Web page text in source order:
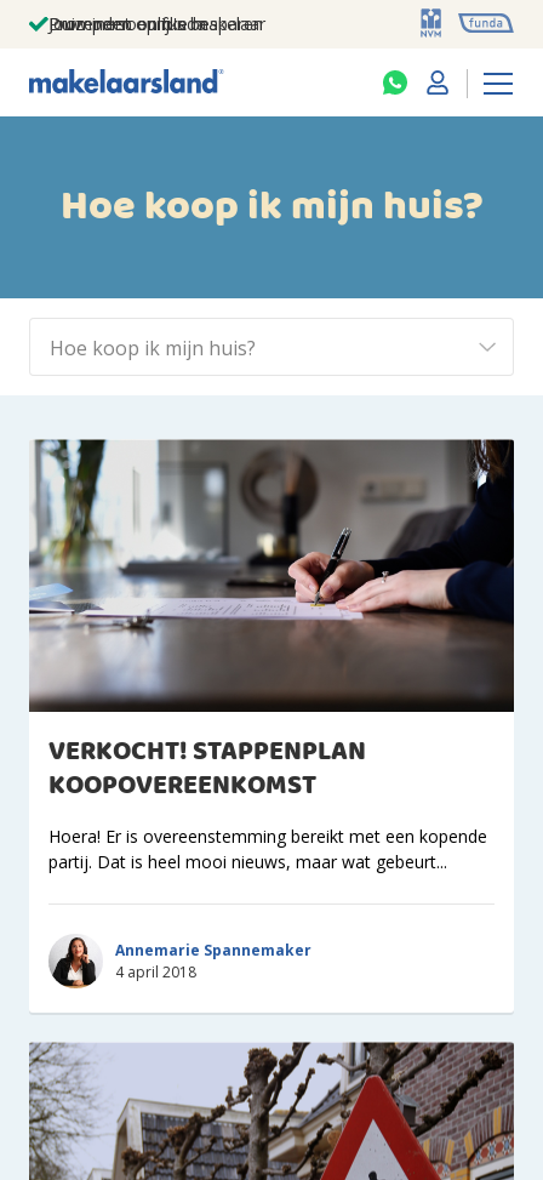
Jouw persoonlijke makelaar
Duizenden euro's besparen
Prominent op funda
Hoe koop ik mijn huis?
VERKOCHT! STAPPENPLAN
KOOPOVEREENKOMST
Hoera! Er is overeenstemming bereikt met een kopende
partij. Dat is heel mooi nieuws, maar wat gebeurt...
Annemarie Spannemaker
4 april 2018